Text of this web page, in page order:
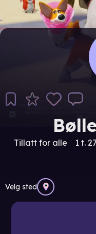
Tillatt for alle 1 t.
Velg sted